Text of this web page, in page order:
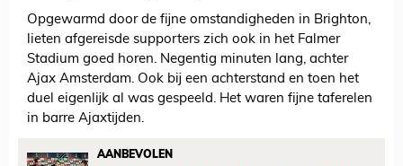
Opgewarmd door de fijne omstandigheden in Brighton,
lieten afgereisde supporters zich ook in het Falmer
Stadium goed horen. Negentig minuten lang, achter
Ajax Amsterdam. Ook bij een achterstand en toen het
duel eigenlijk al was gespeeld. Het waren fijne taferelen
in barre Ajaxtijden.
AANBEVOLEN